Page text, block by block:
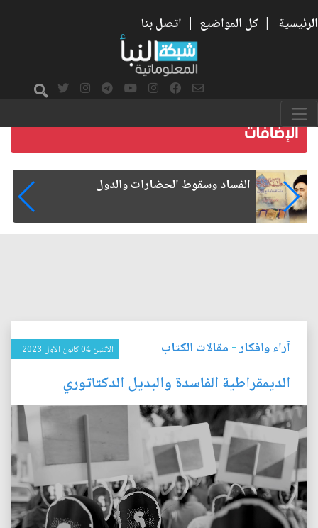
الرئيسية | كل المواضيع | اتصل بنا
رواتب الموظفين على صفيح ساخن
آراء وافكار- مقالات الكتاب الأثنين 04 كانون الأول 2023
الديمقراطية الفاسدة والبديل الدكتاتوري